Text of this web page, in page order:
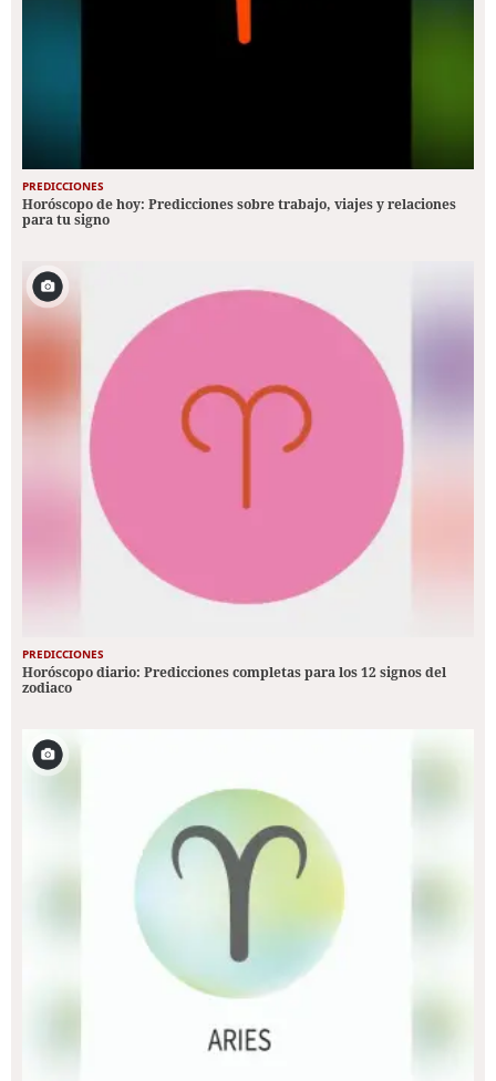
PREDICCIONES
Horóscopo de hoy: Predicciones sobre trabajo, viajes y relaciones
para tu signo
PREDICCIONES
Horóscopo diario: Predicciones completas para los 12 signos del
zodiaco